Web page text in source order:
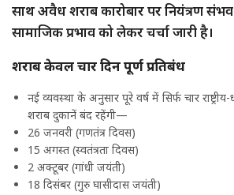
साथ अवैध शराब कारोबार पर नियंत्रण
सामाजिक प्रभाव को लेकर चर्चा जारी है।
शराब केवल चार दिन पूर्ण प्रतिबंध
नई व्यवस्था के अनुसार पूरे वर्ष में सिर्फ चार
शराब दुकानें बंद रहेंगी—
26 जनवरी (गणतंत्र दिवस)
15 अगस्त (स्वतंत्रता दिवस)
2 अक्टूबर (गांधी जयंती)
18 दिसंबर (गुरु घासीदास जयंती)